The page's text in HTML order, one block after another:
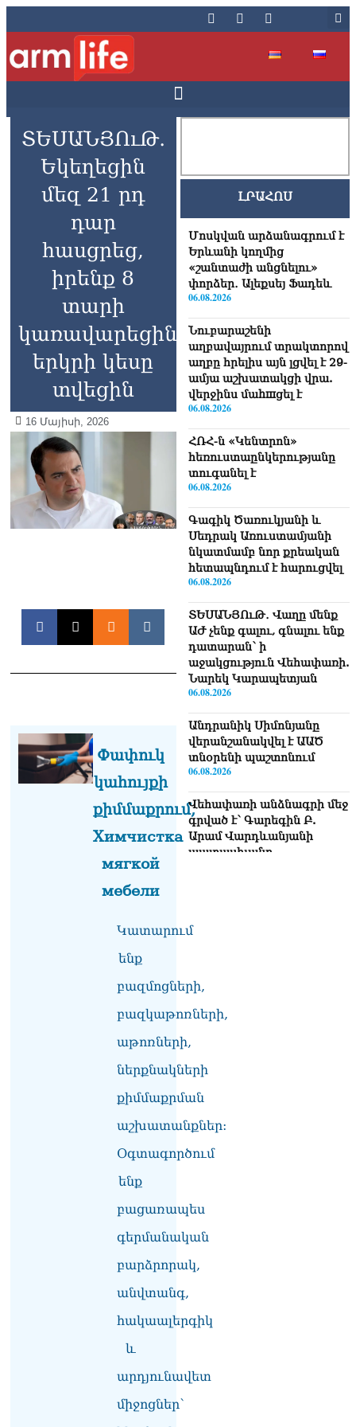
ՏԵՍԱՆՅՈւԹ․
Եկեղեցին
մեզ 21 րդ
դար
հասցրեց,
իրենք 8
տարի
կառավարեցին
երկրի կեսը
տվեցին
16 Մայիսի, 2026
Փափուկ
կահույքի
քիմմաքրում,
Химчистка
мягкой
мебели
Կատարում
ենք
բազմոցների,
բազկաթոռների,
աթոռների,
ներքնակների
քիմմաքրման
աշխատանքներ:
Օգտագործում
ենք
բացառապես
գերմանական
բարձրորակ,
անվտանգ,
հակաալերգիկ
և
արդյունավետ
միջոցներ՝
ԼՐԱՀՈՍ
Մոսկվան արձանագրում է
Երևանի կողմից
«շանտաժի անցնելու»
փորձեր․ Ալեքսեյ Ֆադեև
06.08.2026
Նուբարաշենի
աղբավայրում տրակտորով
աղբը հրելիս այն լցվել է 29-
ամյա աշխատակցի վրա.
վերջինս մաhшցել է
06.08.2026
ՀՌՀ-ն «Կենտրոն»
հեռուստաընկերությանը
տուգանել է
06.08.2026
Գագիկ Ծառուկյանի և
Սեդրակ Առուստամյանի
նկատմամբ նոր քրեական
հետապնդում է հարուցվել
06.08.2026
ՏԵՍԱՆՅՈւԹ․ Վաղը մենք
ԱԺ չենք գալու, գնալու ենք
դատարան՝ ի
աջակցություն Վեհափառի.
Նարեկ Կարապետյան
06.08.2026
Անդրանիկ Սիմոնյանը
վերանշանակվել է ԱԱԾ
տնօրենի պաշտոնում
06.08.2026
Վեհափառի անձնագրի մեջ
գրված է՝ Գարեգին Բ.
Արամ Վարդևանյանի
պատասխանը
պարգևավճարներն
հայրենակիցների
խնդիրների լուծմանը, որը
լինելու է թափանցիկ. Արամ
ՏԵՍԱՆՅՈւԹ․ «Ինձ թվում
էր՝ իրենք ուշքի կգան, բայց
դեռ շարունակում են».
Կարապետյանը՝
հոգևորականների դեմ
քրեական գործընթացի
Հայաստանի ներկայիս
իշխանությունը ձախողում
է թե՛ երկրի ներսում
ազգային
պահպանման, թե՛
ժողովրդի շահերի
Ղահրամանյան